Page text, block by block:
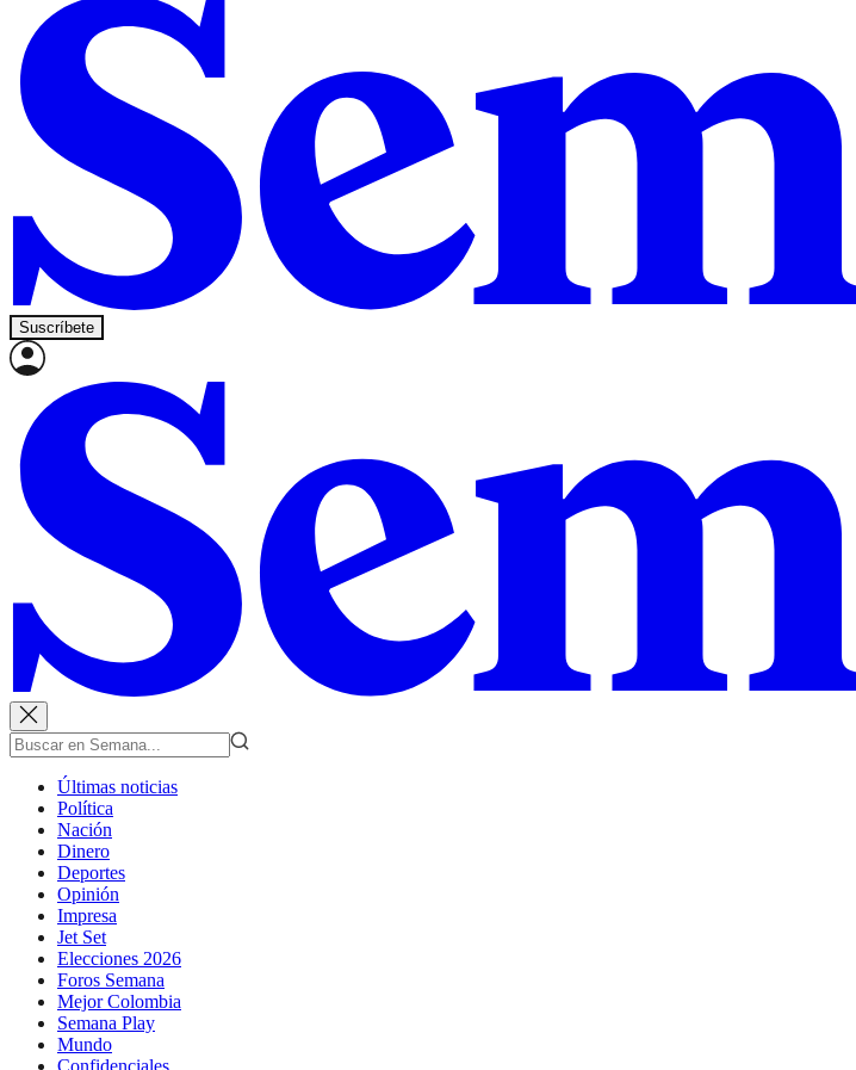
Suscríbete
Últimas noticias
Política
Nación
Dinero
Deportes
Opinión
Impresa
Jet Set
Elecciones 2026
Foros Semana
Mejor Colombia
Semana Play
Mundo